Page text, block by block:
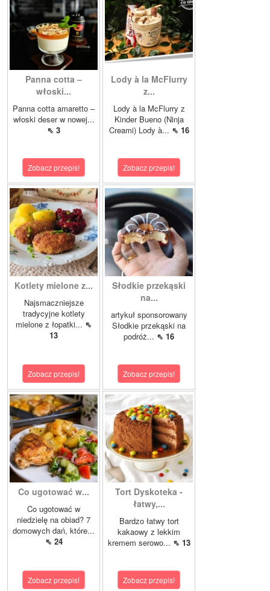
Panna cotta –
włoski...
Panna cotta amaretto –
włoski deser w nowej...
⇖ 3
Zobacz przepis!
Lody à la McFlurry
z...
Lody à la McFlurry z
Kinder Bueno (Ninja
Creami) Lody à... ⇖ 16
Zobacz przepis!
Kotlety mielone z...
Najsmaczniejsze
tradycyjne kotlety
mielone z łopatki... ⇖
13
Zobacz przepis!
Słodkie przekąski
na...
artykuł sponsorowany
Słodkie przekąski na
podróż... ⇖ 16
Zobacz przepis!
Co ugotować w...
Co ugotować w
niedzielę na obiad? 7
domowych dań, które...
⇖ 24
Zobacz przepis!
Tort Dyskoteka -
łatwy,...
Bardzo łatwy tort
kakaowy z lekkim
kremem serowo... ⇖ 13
Zobacz przepis!